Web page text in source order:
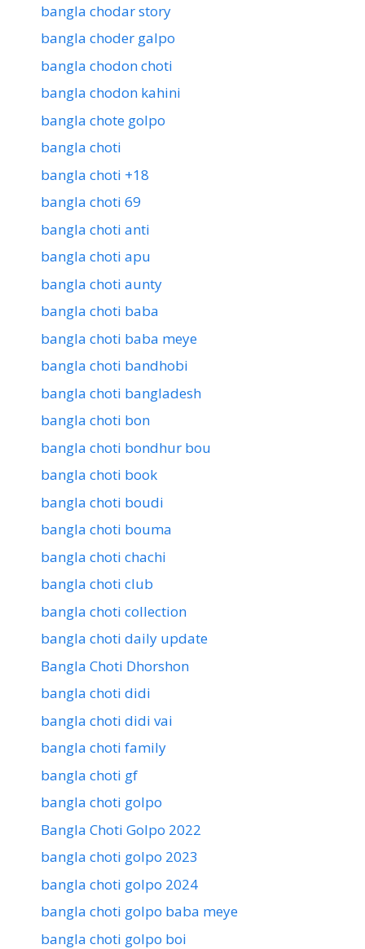
bangla chodar story
bangla choder galpo
bangla chodon choti
bangla chodon kahini
bangla chote golpo
bangla choti
bangla choti +18
bangla choti 69
bangla choti anti
bangla choti apu
bangla choti aunty
bangla choti baba
bangla choti baba meye
bangla choti bandhobi
bangla choti bangladesh
bangla choti bon
bangla choti bondhur bou
bangla choti book
bangla choti boudi
bangla choti bouma
bangla choti chachi
bangla choti club
bangla choti collection
bangla choti daily update
Bangla Choti Dhorshon
bangla choti didi
bangla choti didi vai
bangla choti family
bangla choti gf
bangla choti golpo
Bangla Choti Golpo 2022
bangla choti golpo 2023
bangla choti golpo 2024
bangla choti golpo baba meye
bangla choti golpo boi